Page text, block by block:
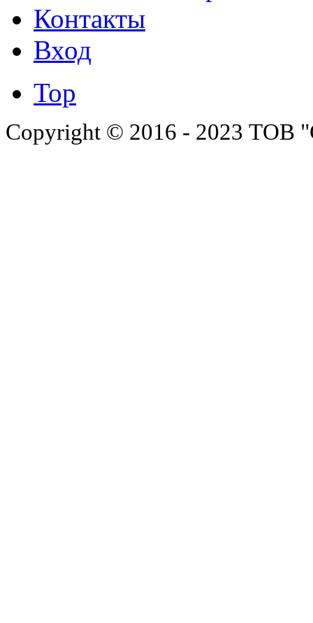
Контакты
Вход
Top
Copyright © 2016 - 2023 ТОВ